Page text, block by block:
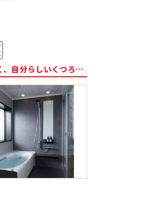
キレイ続く、自分らしいくつろぎ空間